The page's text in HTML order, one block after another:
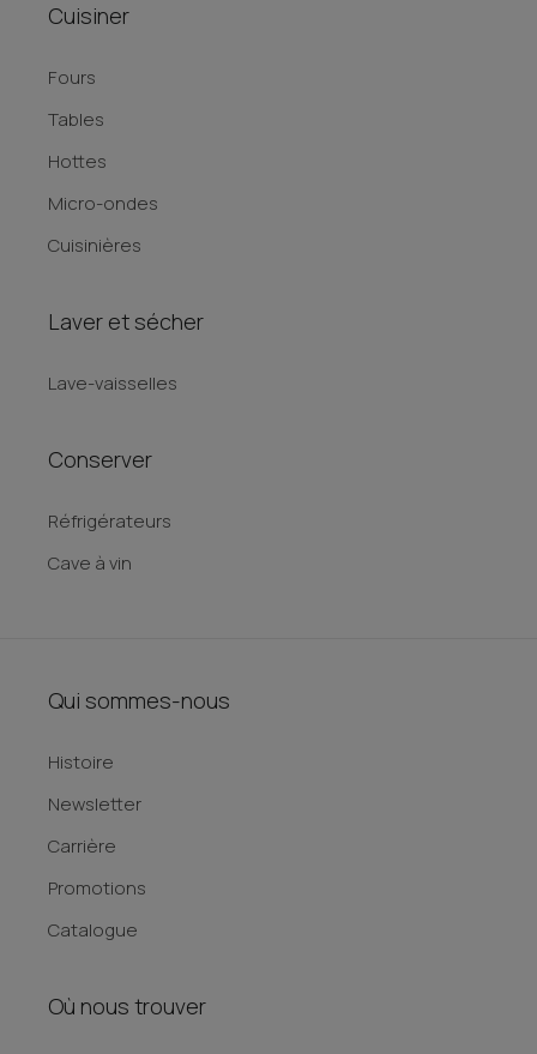
Cuisiner
Fours
Tables
Hottes
Micro-ondes
Cuisinières
Laver et sécher
Lave-vaisselles
Conserver
Réfrigérateurs
Cave à vin
Qui sommes-nous
Histoire
Newsletter
Carrière
Promotions
Catalogue
Où nous trouver